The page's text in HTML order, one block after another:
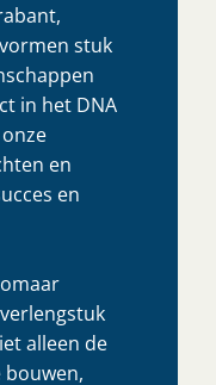
stuk
in het DNA
en
en
alleen de
bouwen,